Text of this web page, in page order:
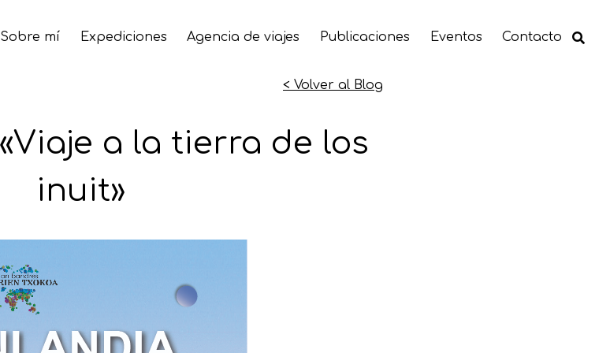
Sobre mí Expediciones Agencia de viajes Publicaciones Eventos Contacto
< Volver al Blog
a la tierra de los
inuit»